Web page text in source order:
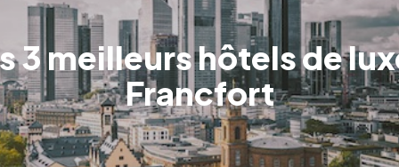
3 meilleurs hôtels de
Francfort